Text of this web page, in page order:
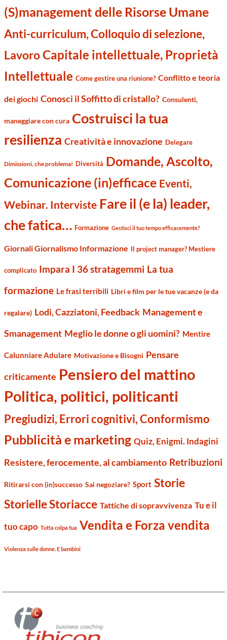
(S)management delle Risorse Umane
Anti-curriculum, Colloquio di selezione,
LavoroCapitale intellettuale, Proprietà
Intellettuale Come gestire una riunione? Conflitto e teoria
dei giochi Conosci il Soffitto di cristallo? Consulenti,
maneggiare con cura Costruisci la tua
resilienza Creatività e innovazione Delegare
Dimissioni, che problema! Diversità Domande, Ascolto,
Comunicazione (in)efficace Eventi,
Webinar. Interviste Fare il (e la) leader,
che fatica… Formazione Gestisci il tuo tempo efficacemente?
Giornali Giornalismo Informazione Il project manager? Mestiere
complicato Impara I 36 stratagemmi La tua
formazione Le frasi terribili Libri e film per le tue vacanze (e da
regalare) Lodi, Cazziatoni, Feedback Management e
Smanagement Meglio le donne o gli uomini? Mentire
Calunniare Adulare Motivazione e Bisogni Pensare
criticamente Pensiero del mattino
Politica, politici, politicanti
Pregiudizi, Errori cognitivi, Conformismo
Pubblicità e marketing Quiz, Enigmi. Indagini
Resistere, ferocemente, al cambiamento Retribuzioni
Ritirarsi con (in)successo Sai negoziare? Sport Storie
Storielle Storiacce Tattiche di sopravvivenza Tu e il
tuo capo Tutta colpa tua Vendita e Forza vendita
Violenza sulle donne. E bambini